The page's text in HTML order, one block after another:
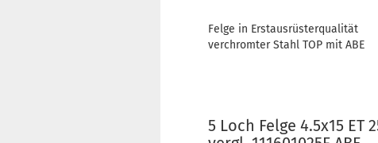
Felge in Erstausrüsterqualität
verchromter Stahl TOP mit ABE
5 Loch Felge 4.5x15